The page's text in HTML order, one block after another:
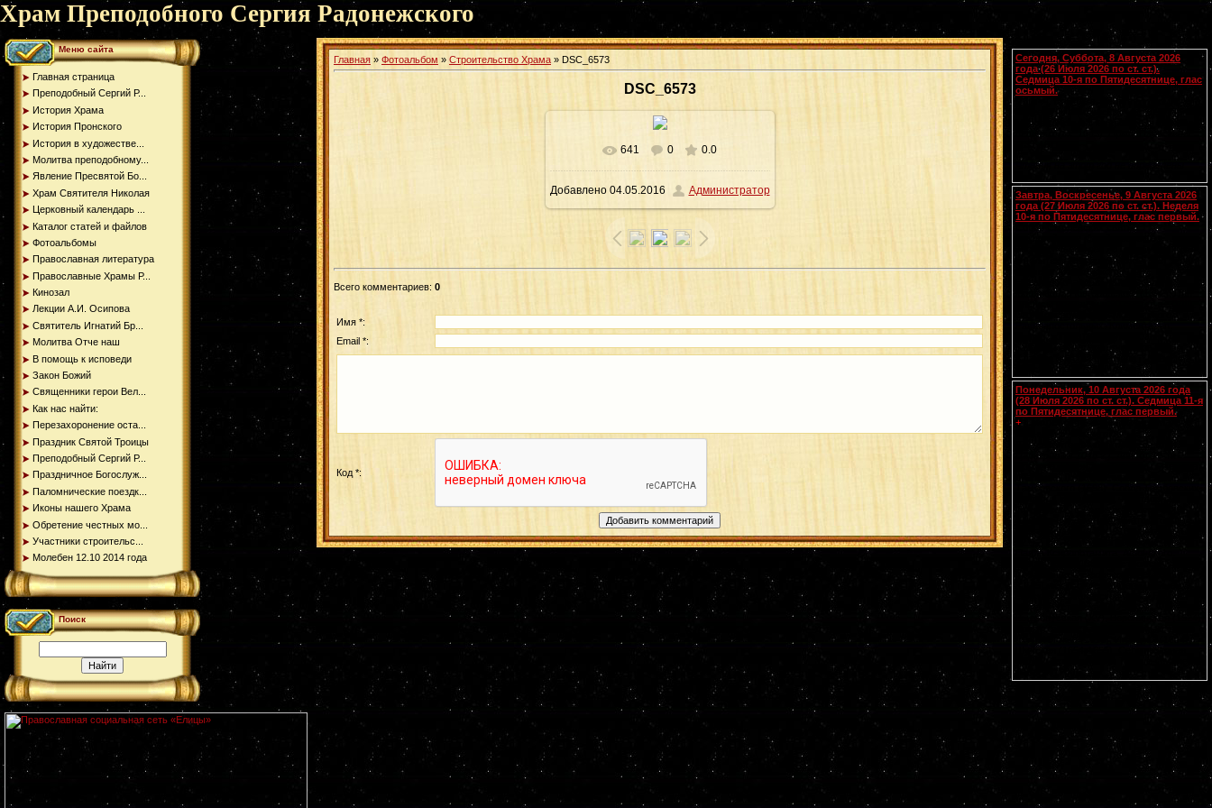
Храм Преподобного Сергия Радонежского
Меню сайта
Главная страница
Преподобный Сергий Р...
История Храма
История Пронского
История в художестве...
Молитва преподобному...
Явление Пресвятой Бо...
Храм Святителя Николая
Церковный календарь ...
Каталог статей и файлов
Фотоальбомы
Православная литература
Православные Храмы Р...
Кинозал
Лекции А.И. Осипова
Святитель Игнатий Бр...
Молитва Отче наш
В помощь к исповеди
Закон Божий
Священники герои Вел...
Как нас найти:
Перезахоронение оста...
Праздник Святой Троицы
Преподобный Сергий Р...
Праздничное Богослуж...
Паломнические поездк...
Иконы нашего Храма
Обретение честных мо...
Участники строительс...
Молебен 12.10 2014 года
Поиск
Главная » Фотоальбом » Строительство Храма » DSC_6573
DSC_6573
В реальном размере 1600x1059
224.0Kb
641 0 0.0
Добавлено04.05.2016 Администратор
Всего комментариев: 0
Имя *:
Email *:
Код *:
Сегодня, Суббота, 8 Августа 2026
года (26 Июля 2026 по ст. ст.).
Седмица 10-я по Пятидесятнице, глас
осьмый.
Сщмчч. Ермолая, Ермиппа и Ермократа,
иереев Никомидийских (ок. 305). Прп.
Моисея Угрина, Печерского, в Ближних
пещерах (ок. 1043). Прмц. Параскевы
Чтения на этот год не определены
Завтра, Воскресенье, 9 Августа 2026
года (27 Июля 2026 по ст. ст.). Неделя
10-я по Пятидесятнице, глас первый.
Собор Смоленских святых
[.:]
Пантелеимона
Германа Аляскинского (1837). Блж.
Николая Кочанова, Христа ради
юродивого, Новгородского (1392). Прп.
Равноапостольных: Климента, еп.
Горазда и Ангеляра, учеников свв.
Кирилла и Мефодия (Болг.
Христодула (1777) (
Греч.
Понедельник, 10 Августа 2026 года
(28 Июля 2026 по ст. ст.). Седмица 11-я
по Пятидесятнице, глас первый.
+
Смоленской
иконы Божией Матери,
именуемой Одигитрия
(Путеводительница) (
принесена из
Царьграда в 1046 г.
). Апп. от 70-ти
диаконов (I). Свт. Питирима, еп.
Тамбовского (1698). Собор Тамбовских
Печерского, в Дальних пещерах (XIII-
XIV). Мчч. Иулиана Далматского (II),
Евстафия воина (ок. 316) и Акакия (ок.
321). Прп. Ирины, Каппадокийской. Прп.
Павла Ксиропотамита, Афонского.
и Умиление Серафимо-Дивеевской
(1885) икон Божией Матери. Чтимые
списки со Смоленской иконы Божией
Матери: Устюжская (1290),
Выдропусская (XV), Воронинская (1524),
(XVI), Югская (1615), Игрицкая (1624),
Лавре) (1730).